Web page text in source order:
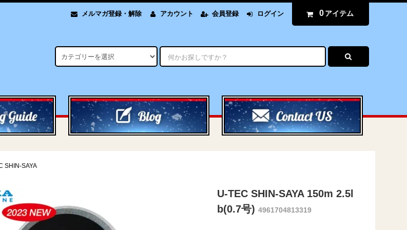
メルマガ登録・解除 アカウント 会員登録 ログイン 0 アイテム
SHIN-SAYA
U-TEC SHIN-SAYA 150m 2.5l
b(0.7号) 4961704813319